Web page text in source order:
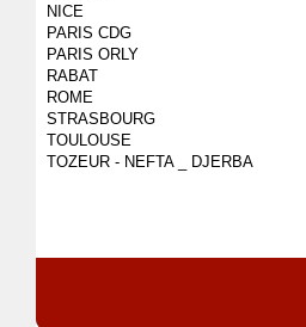
NICE
PARIS CDG
PARIS ORLY
RABAT
ROME
STRASBOURG
TOULOUSE
TOZEUR - NEFTA _ DJERBA